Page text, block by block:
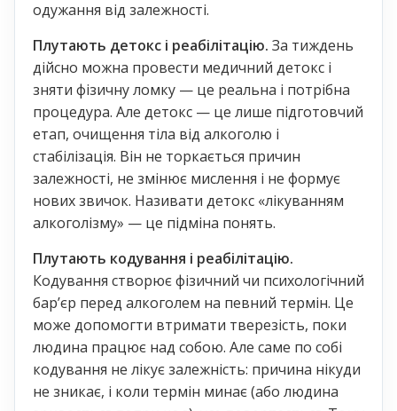
одужання від залежності.
Плутають детокс і реабілітацію. За тиждень
дійсно можна провести медичний детокс і
зняти фізичну ломку — це реальна і потрібна
процедура. Але детокс — це лише підготовчий
етап, очищення тіла від алкоголю і
стабілізація. Він не торкається причин
залежності, не змінює мислення і не формує
нових звичок. Називати детокс «лікуванням
алкоголізму» — це підміна понять.
Плутають кодування і реабілітацію.
Кодування створює фізичний чи психологічний
бар’єр перед алкоголем на певний термін. Це
може допомогти втримати тверезість, поки
людина працює над собою. Але саме по собі
кодування не лікує залежність: причина нікуди
не зникає, і коли термін минає (або людина